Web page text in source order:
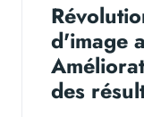
d'image
des